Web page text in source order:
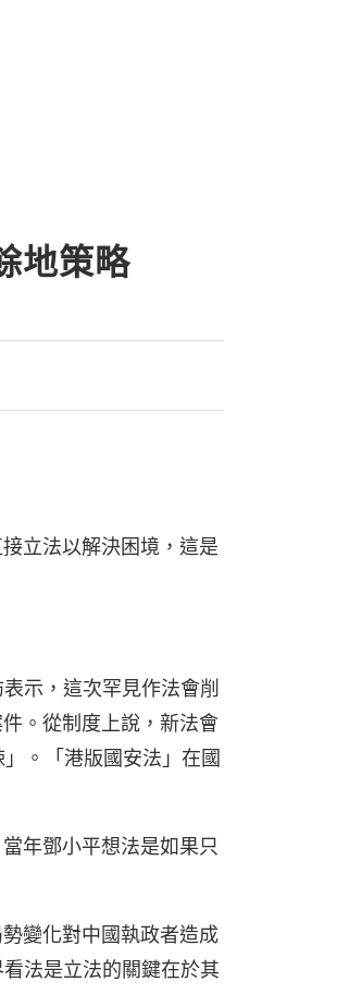
地策略
立法以解決困境，這是
示，這次罕見作法會削
。從制度上說，新法會
。「港版國安法」在國
年鄧小平想法是如果只
變化對中國執政者造成
法是立法的關鍵在於其